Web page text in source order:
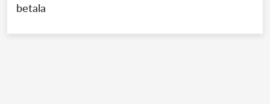
betala